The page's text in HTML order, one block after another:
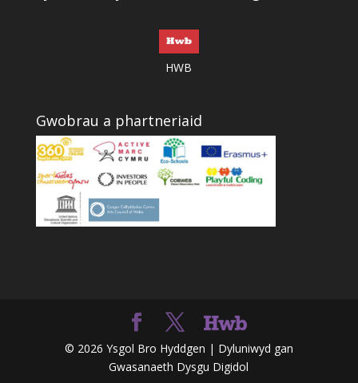
HWB
Gwobrau a phartneriaid
© 2026 Ysgol Bro Hyddgen | Dyluniwyd gan
Gwasanaeth Dysgu Digidol